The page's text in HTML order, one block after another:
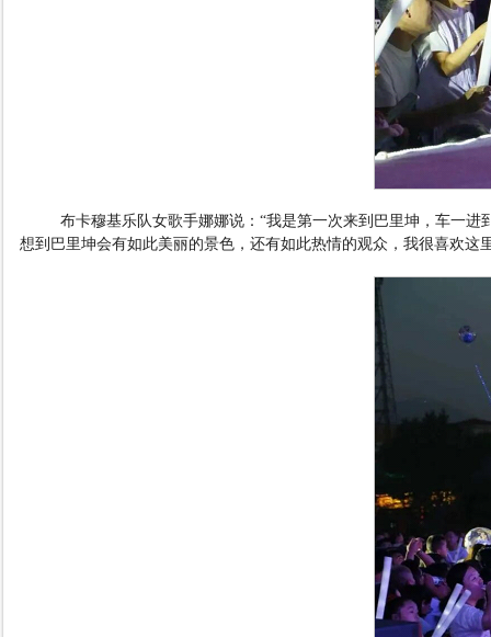
布卡穆基乐队女歌手娜娜说：“我是第一次来到巴里坤，车一进
想到巴里坤会有如此美丽的景色，还有如此热情的观众，我很喜欢这